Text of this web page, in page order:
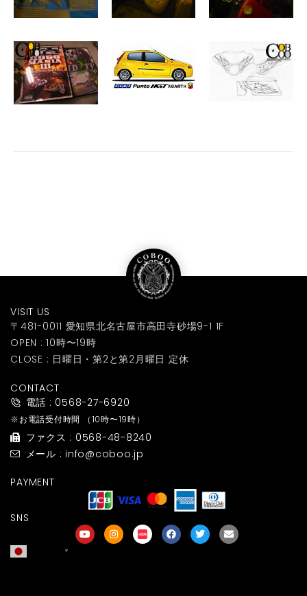
VISIT US
〒481-0011 愛知県北名古屋市高田寺砂場9-1 1F
OPEN : 10時〜19時
CLOSE : 日曜日・第2と第2月曜日 定休
CONTACT
電話 : 0568-27-6920
※お電話受付時間 （10時〜19時）
ファクス : 0568-48-8240
メール : info@coboo.jp
PAYMENT
SNS
▼